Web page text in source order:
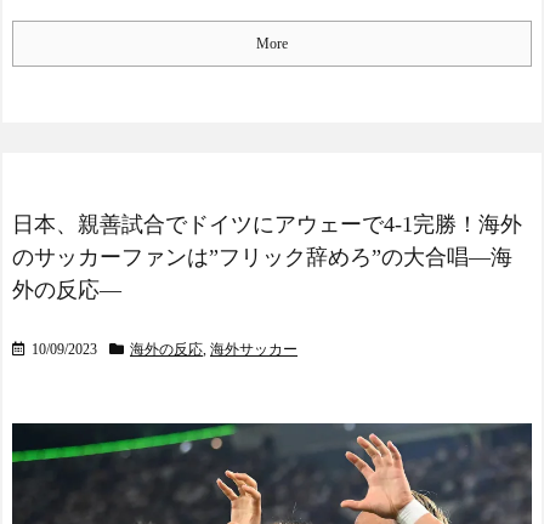
More
日本、親善試合でドイツにアウェーで4-1完勝！海外
のサッカーファンは”フリック辞めろ”の大合唱―海
外の反応―
10/09/2023 海外の反応, 海外サッカー